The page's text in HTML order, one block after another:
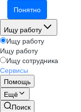
Понятно
Ищу работу
Ищу работу
Ищу работу
Ищу сотрудника
Сервисы
Помощь
Ещё
Поиск